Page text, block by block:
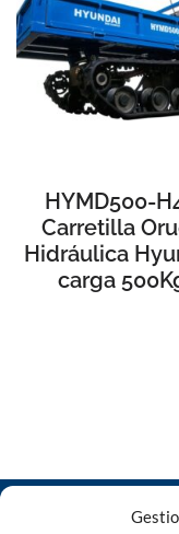
HYMD500-
Carretilla
Hidráulica
carga